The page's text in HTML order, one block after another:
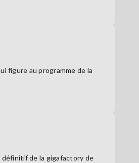
figure au programme de la
définitif de la gigafactory de